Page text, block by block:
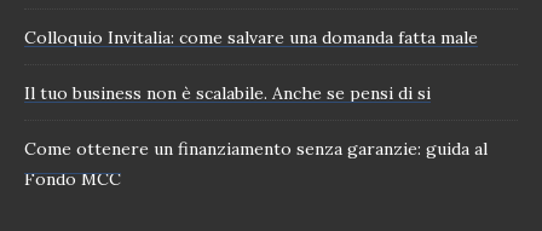
Colloquio Invitalia: come salvare una domanda fatta male
Il tuo business non è scalabile. Anche se pensi di si
Come ottenere un finanziamento senza garanzie: guida al
Fondo MCC